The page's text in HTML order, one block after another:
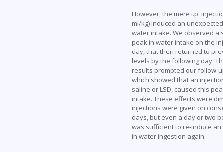
However, the mere i.p.
ml/kg) induced an
water intake. We observed a
peak in water intake on the
day, that then returned to
levels by the following day.
results prompted our follow-
which showed that an
saline or LSD, caused this
intake. These effects were
injections were given on
days, but even a day or two
was sufficient to re-induce an
in water ingestion again.